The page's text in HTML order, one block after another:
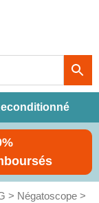
> Négatoscope >